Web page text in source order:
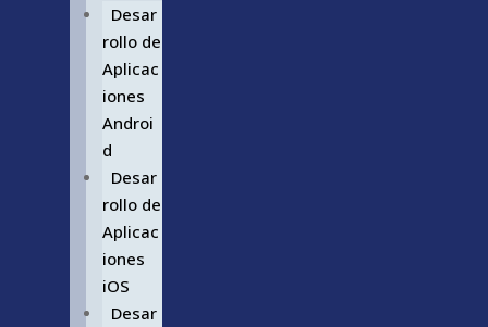
Desar
rollo de
Aplicac
iones
Androi
d
Desar
rollo de
Aplicac
iones
iOS
Desar